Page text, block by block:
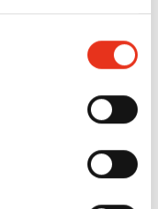
4026631059534